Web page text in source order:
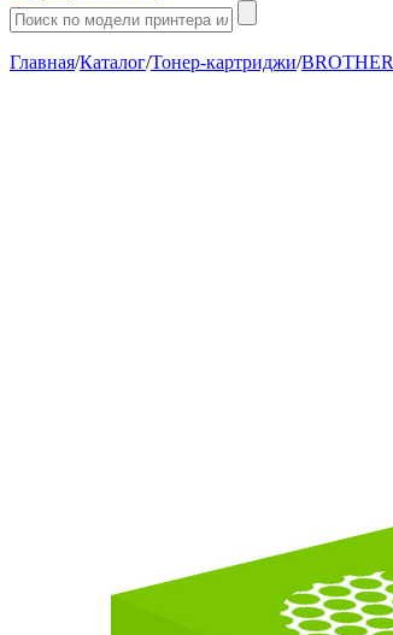
Главная/Каталог/Тонер-картриджи/BROTHER